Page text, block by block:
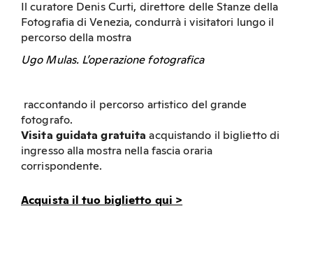
Il curatore Denis Curti, direttore delle Stanze della
Fotografia di Venezia, condurrà i visitatori lungo il
percorso della mostra
Ugo Mulas. L’operazione fotografica
raccontando il percorso artistico del grande
fotografo.
Visita guidata gratuita acquistando il biglietto di
ingresso alla mostra nella fascia oraria
corrispondente.
Acquista il tuo biglietto qui >